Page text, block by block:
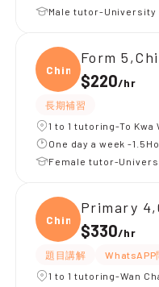
Male tutor-University
Chine
Form
$220/hr
長期補習
1 to 1 tutoring-To Kwa
One day a week -
Female tutor-
Chine
Primary
$330/hr
題目講解 WhatsAPP
1 to 1 tutoring-Wan